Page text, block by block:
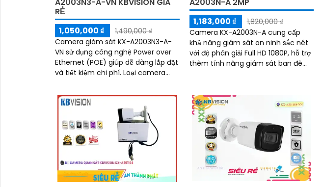
RẺ
1,050,000 ₫
1,490,000 ₫
Camera giám sát KX-A2003N3-A-
VN sử dụng công nghệ Power over
Ethernet (POE) giúp dễ dàng lắp đặt
và tiết kiệm chi phí. Loại camera
ảnh sắc nét...
1,183,000 ₫
1,820,000 ₫
Camera KX-A2003N-A cung cấp
khả năng giám sát an ninh sắc nét
với độ phân giải Full HD 1080P, hỗ trợ
thêm tính năng giám sát ban đêm
micro hỗ trợ ghi âm theo thời gian
thực một cách chi tiết